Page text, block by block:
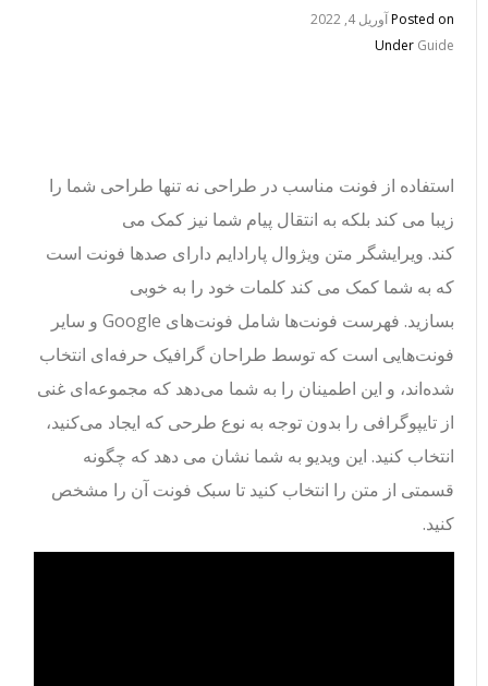
Posted onآوریل 4, 2022
UnderGuide
استفاده از فونت مناسب در طراحی نه تنها طراحی شما را
زیبا می کند بلکه به انتقال پیام شما نیز کمک می
کند. ویرایشگر متن ویژوال پارادایم دارای صدها فونت است
که به شما کمک می کند کلمات خود را به خوبی
بسازید. فهرست فونت‌ها شامل فونت‌های Google و سایر
فونت‌هایی است که توسط طراحان گرافیک حرفه‌ای انتخاب
شده‌اند، و این اطمینان را به شما می‌دهد که مجموعه‌ای غنی
از تایپوگرافی را بدون توجه به نوع طرحی که ایجاد می‌کنید،
انتخاب کنید. این ویدیو به شما نشان می دهد که چگونه
قسمتی از متن را انتخاب کنید تا سبک فونت آن را مشخص
کنید.